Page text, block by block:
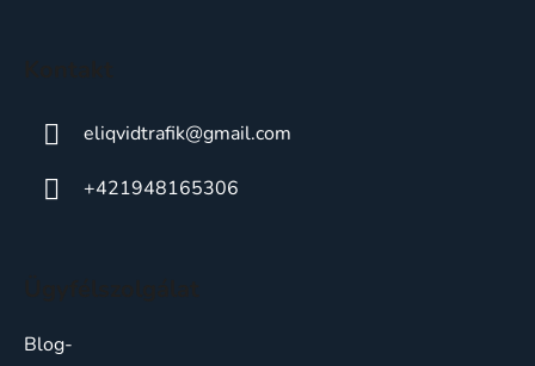
eliqvidtrafik@gmail.com
+421948165306
Blog-